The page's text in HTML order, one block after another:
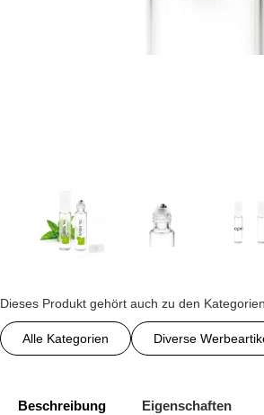
Dieses Produkt gehört auch zu den
Alle Kategorien Diverse
Beschreibung Eigenschaften